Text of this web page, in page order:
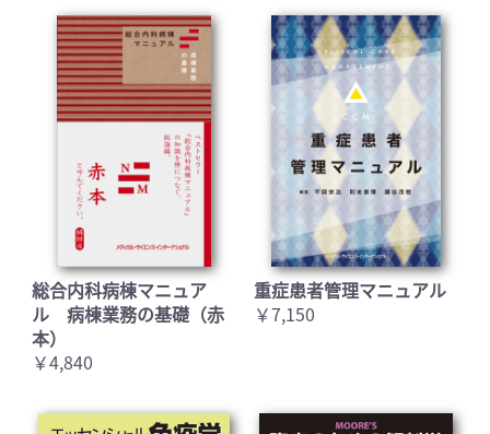
総合内科病棟マニュア
ル 病棟業務の基礎（赤
本）
￥4,840
重症患者管理マニュアル
￥7,150